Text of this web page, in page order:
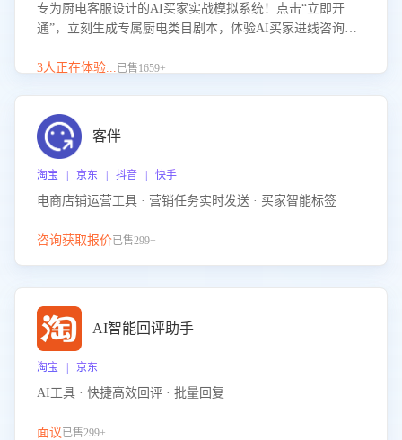
专为厨电客服设计的AI买家实战模拟系统！点击“立即开
通”，立刻生成专属厨电类目剧本，体验AI买家进线咨询真
实场景应对技巧！
3人正在体验...已售1659+
客伴
淘宝 | 京东 | 抖音 | 快手
电商店铺运营工具 · 营销任务实时发送 · 买家智能标签
咨询获取报价已售299+
AI智能回评助手
淘宝 | 京东
AI工具 · 快捷高效回评 · 批量回复
面议已售299+